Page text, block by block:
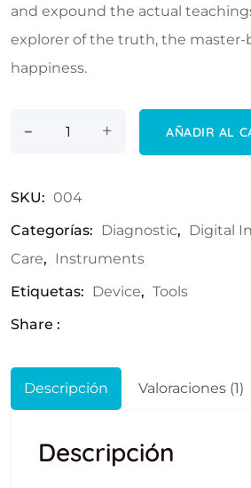
and expound the actual
explorer of the truth, the
happiness.
- Bp machine cantidad
+ AÑADIR AL
SKU: 004
Categorías: Diagnostic, Digital
Care, Instruments
Etiquetas: Device, Tools
Share :
Descripción Valoraciones (1)
Descripción